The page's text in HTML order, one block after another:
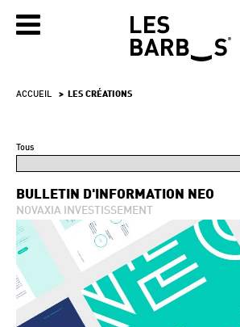
ACCUEIL LES CRÉATIONS
Tous
BULLETIN D'INFORMATION NEO
NOVAXIA INVESTISSEMENT